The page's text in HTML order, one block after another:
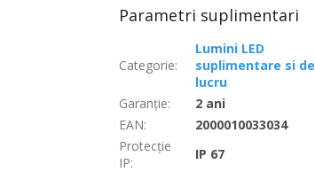
Parametri suplimentari
Categorie:
Lumini LED
suplimentare si de
lucru
Garanţie:
2 ani
EAN:
2000010033034
Protecție
IP:
IP 67